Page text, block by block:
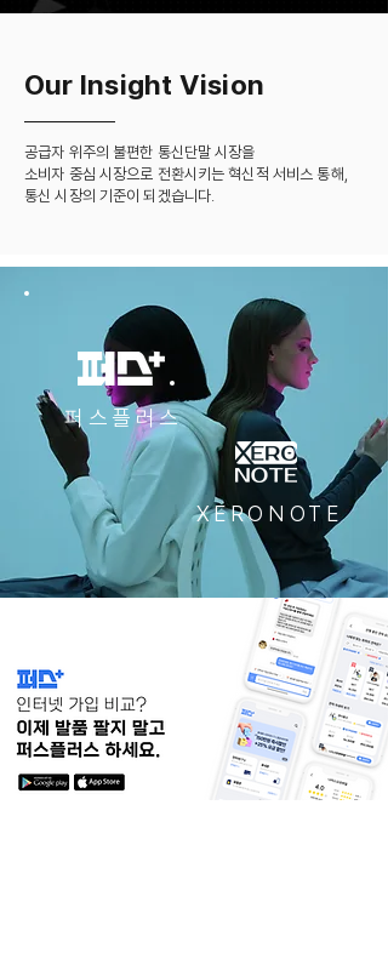
Our Insight Vision
공급자 위주의 불편한 통신단말 시장을
소비자 중심 시장으로 전환시키는 혁신적 서비스 통해,
통신 시장의 기준이 되겠습니다.
​퍼스플러스
XERONOTE